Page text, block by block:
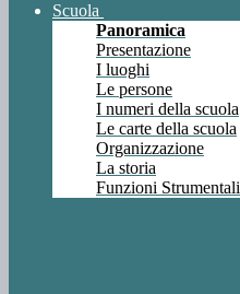
Scuola
Panoramica
Presentazione
I luoghi
Le persone
I numeri della scuola
Le carte della scuola
Organizzazione
La storia
Funzioni Strumentali